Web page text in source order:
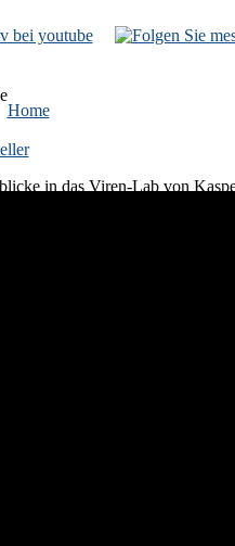
Home
in das Viren-Lab von